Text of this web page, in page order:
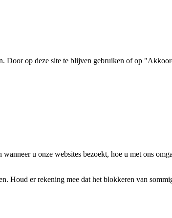
Door op deze site te blijven gebruiken of op
u onze websites bezoekt, hoe u met ons
er rekening mee dat het blokkeren van